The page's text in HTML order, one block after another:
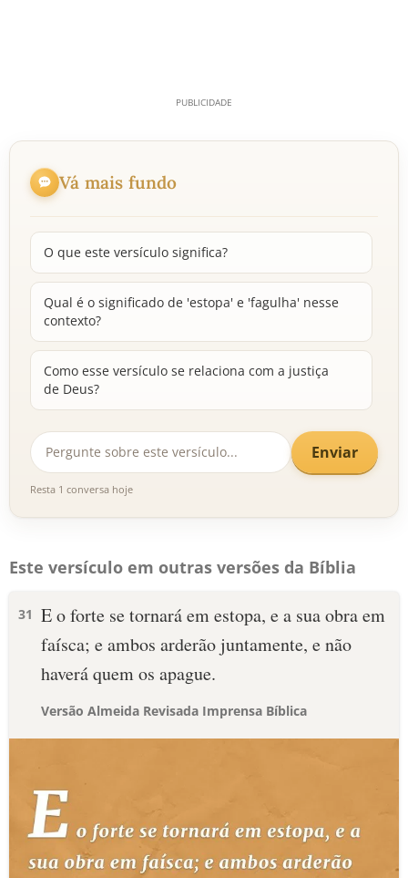
Vá mais fundo
O que este versículo significa?
Qual é o significado de 'estopa' e 'fagulha' nesse
contexto?
Como esse versículo se relaciona com a justiça
de Deus?
Enviar
Resta 1 conversa hoje
Este versículo em outras versões da Bíblia
31 E o forte se tornará em estopa, e a sua obra em
faísca; e ambos arderão juntamente, e não
haverá quem os apague.
Versão Almeida Revisada Imprensa Bíblica